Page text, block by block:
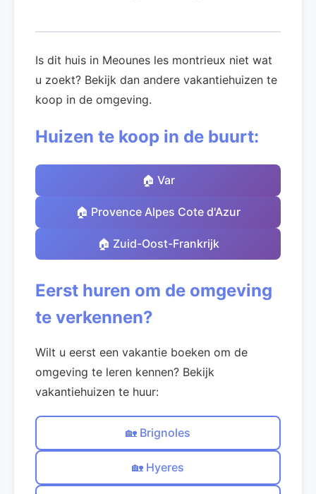
Is dit huis in Meounes les montrieux niet wat
u zoekt? Bekijk dan andere vakantiehuizen te
koop in de omgeving.
Huizen te koop in de buurt:
🏠 Var
🏠 Provence Alpes Cote d'Azur
🏠 Zuid-Oost-Frankrijk
Eerst huren om de omgeving
te verkennen?
Wilt u eerst een vakantie boeken om de
omgeving te leren kennen? Bekijk
vakantiehuizen te huur:
🏡 Brignoles
🏡 Hyeres